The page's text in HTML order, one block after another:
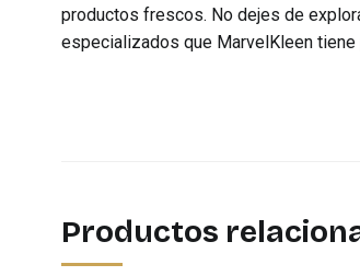
productos frescos. No dejes de
especializados que MarvelKleen tiene
Productos